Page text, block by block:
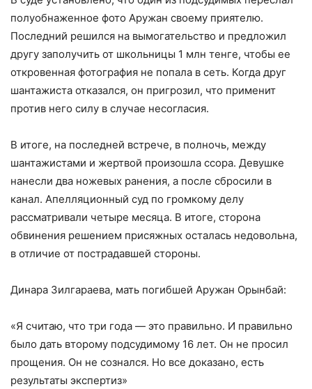
полуобнаженное фото Аружан своему приятелю.
Последний решился на вымогательство и предложил
другу заполучить от школьницы 1 млн тенге, чтобы ее
откровенная фотография не попала в сеть. Когда друг
шантажиста отказался, он пригрозил, что применит
против него силу в случае несогласия.
В итоге, на последней встрече, в полночь, между
шантажистами и жертвой произошла ссора. Девушке
нанесли два ножевых ранения, а после сбросили в
канал. Апелляционный суд по громкому делу
рассматривали четыре месяца. В итоге, сторона
обвинения решением присяжных осталась недовольна,
в отличие от пострадавшей стороны.
Динара Зилгараева, мать погибшей Аружан Орынбай:
«Я считаю, что три года — это правильно. И правильно
было дать второму подсудимому 16 лет. Он не просил
прощения. Он не сознался. Но все доказано, есть
результаты экспертиз»